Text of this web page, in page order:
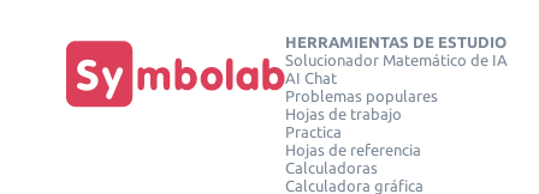
HERRAMIENTAS DE ESTUDIO
Solucionador Matemático de IA
AI Chat
Problemas populares
Hojas de trabajo
Practica
Hojas de referencia
Calculadoras
Calculadora gráfica